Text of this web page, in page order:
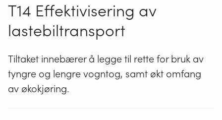
T14 Effektivisering av
lastebiltransport
Tiltaket innebærer å legge til rette for bruk av
tyngre og lengre vogntog, samt økt omfang
av økokjøring.